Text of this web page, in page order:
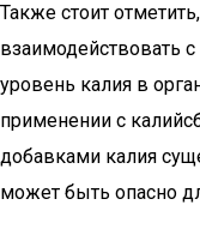
Также стоит
взаимодействовать
уровень калия в
применении с
добавками калия
может быть опасно